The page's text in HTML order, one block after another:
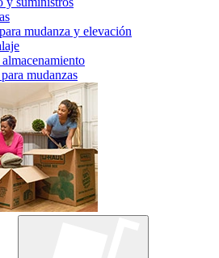
mudanza y elevación
mudanzas